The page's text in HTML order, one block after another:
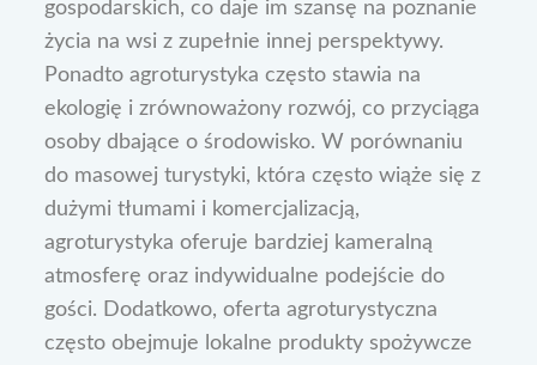
gospodarskich, co daje im szansę na poznanie
życia na wsi z zupełnie innej perspektywy.
Ponadto agroturystyka często stawia na
ekologię i zrównoważony rozwój, co przyciąga
osoby dbające o środowisko. W porównaniu
do masowej turystyki, która często wiąże się z
dużymi tłumami i komercjalizacją,
agroturystyka oferuje bardziej kameralną
atmosferę oraz indywidualne podejście do
gości. Dodatkowo, oferta agroturystyczna
często obejmuje lokalne produkty spożywcze